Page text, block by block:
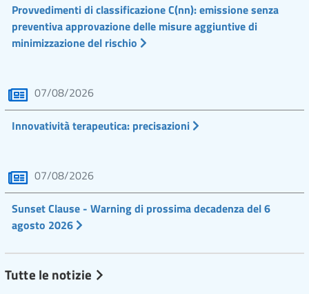
Provvedimenti di classificazione C(nn): emissione senza
preventiva approvazione delle misure aggiuntive di
minimizzazione del rischio
07/08/2026
Innovatività terapeutica: precisazioni
07/08/2026
Sunset Clause - Warning di prossima decadenza del 6
agosto 2026
Tutte le notizie